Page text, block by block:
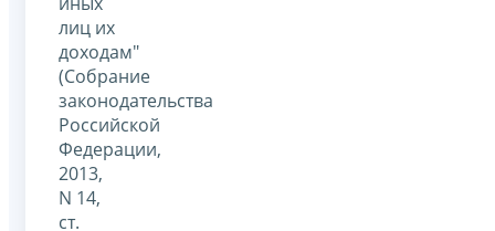
лиц их
доходам"
(Собрание
законодательства
Российской
Федерации,
2013,
N 14,
ст.